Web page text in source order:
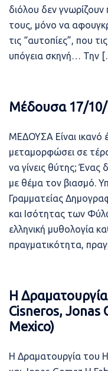
διόλου δεν
τους, μόνο να
τις “αυτοπίες”, που
υπόγεια σκηνή… Την
Μέδουσα 17/10/
ΜΕΔΟΥΣΑ Είναι ικανό
μεταμορφώσει σε
να γίνεις θύτης; Ένας
με θέμα τον βιασμό.
Γραμματείας
και Ισότητας των
ελληνική μυθολογία
πραγματικότητα,
Η
Cisneros, Jonas
Mexico)
Η Δραματουργία του